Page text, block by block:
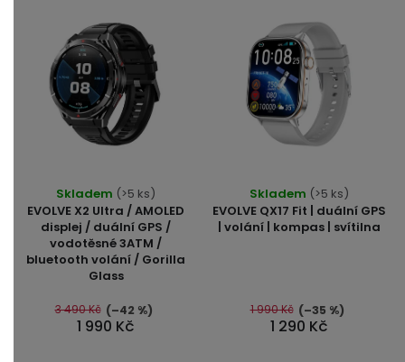
EVOLVE X2 Ultra / AMOLED
displej / duální GPS /
vodotěsné 3ATM /
bluetooth volání / Gorilla
Glass
Skladem (>5 ks)
1 990 Kč
3 490 Kč (–42 %)
EVOLVE QX17 Fit | duální GPS
| volání | kompas | svítilna
Skladem (>5 ks)
1 290 Kč
1 990 Kč (–35 %)